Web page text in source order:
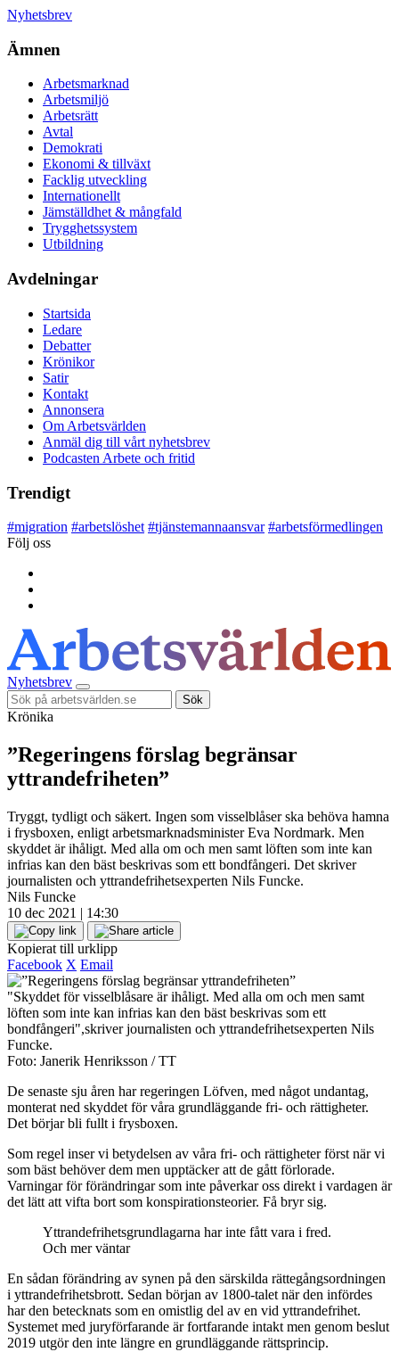
Nyhetsbrev
Ämnen
Arbetsmarknad
Arbetsmiljö
Arbetsrätt
Avtal
Demokrati
Ekonomi & tillväxt
Facklig utveckling
Internationellt
Jämställdhet & mångfald
Trygghetssystem
Utbildning
Avdelningar
Startsida
Ledare
Debatter
Krönikor
Satir
Kontakt
Annonsera
Om Arbetsvärlden
Anmäl dig till vårt nyhetsbrev
Podcasten Arbete och fritid
Trendigt
#migration #arbetslöshet #tjänstemannaansvar #arbetsförmedlingen
Följ oss
Nyhetsbrev
Sök
Krönika
”Regeringens förslag begränsar
yttrandefriheten”
Tryggt, tydligt och säkert. Ingen som visselblåser ska behöva hamna
i frysboxen, enligt arbetsmarknadsminister Eva Nordmark. Men
skyddet är ihåligt. Med alla om och men samt löften som inte kan
infrias kan den bäst beskrivas som ett bondfångeri. Det skriver
journalisten och yttrandefrihetsexperten Nils Funcke.
Nils Funcke
10 dec 2021 | 14:30
Kopierat till urklipp
Facebook X Email
"Skyddet för visselblåsare är ihåligt. Med alla om och men samt
löften som inte kan infrias kan den bäst beskrivas som ett
bondfångeri",skriver journalisten och yttrandefrihetsexperten Nils
Funcke.
Foto: Janerik Henriksson / TT
De senaste sju åren har regeringen Löfven, med något undantag,
monterat ned skyddet för våra grundläggande fri- och rättigheter.
Det börjar bli fullt i frysboxen.
Som regel inser vi betydelsen av våra fri- och rättigheter först när vi
som bäst behöver dem men upptäcker att de gått förlorade.
Varningar för förändringar som inte påverkar oss direkt i vardagen är
det lätt att vifta bort som konspirationsteorier. Få bryr sig.
Yttrandefrihetsgrundlagarna har inte fått vara i fred.
Och mer väntar
En sådan förändring av synen på den särskilda rättegångsordningen
i yttrandefrihetsbrott. Sedan början av 1800-talet när den infördes
har den betecknats som en omistlig del av en vid yttrandefrihet.
Systemet med juryförfarande är fortfarande intakt men genom beslut
2019 utgör den inte längre en grundläggande rättsprincip.